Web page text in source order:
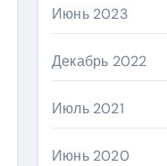
Июнь 2023
Декабрь 2022
Июль 2021
Июнь 2020